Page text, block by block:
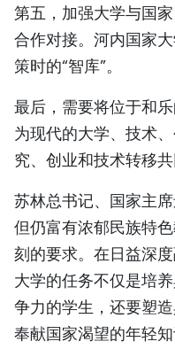
第五，加强大学与国
合作对接。河内国家
策时的“智库”。
最后，需要将位于和
为现代的大学、技术
究、创业和技术转移
苏林总书记、国家主
但仍富有浓郁民族特
刻的要求。在日益深
大学的任务不仅是培
争力的学生，还要塑
奉献国家渴望的年轻知